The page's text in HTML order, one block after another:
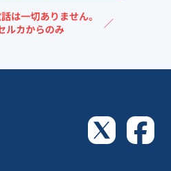
は一切ありません。
ルカからのみ
／